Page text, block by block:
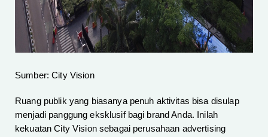
Sumber: City Vision
Ruang publik yang biasanya penuh aktivitas bisa disulap
menjadi panggung eksklusif bagi brand Anda. Inilah
kekuatan City Vision sebagai perusahaan advertising